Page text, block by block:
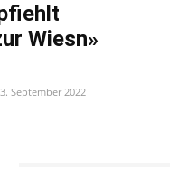
Wiesn»
September 2022